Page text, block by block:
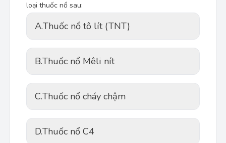
loại thuốc nổ sau:
A.Thuốc nổ tô lít (TNT)
B.Thuốc nổ Mêli nít
C.Thuốc nổ cháy chậm
D.Thuốc nổ C4